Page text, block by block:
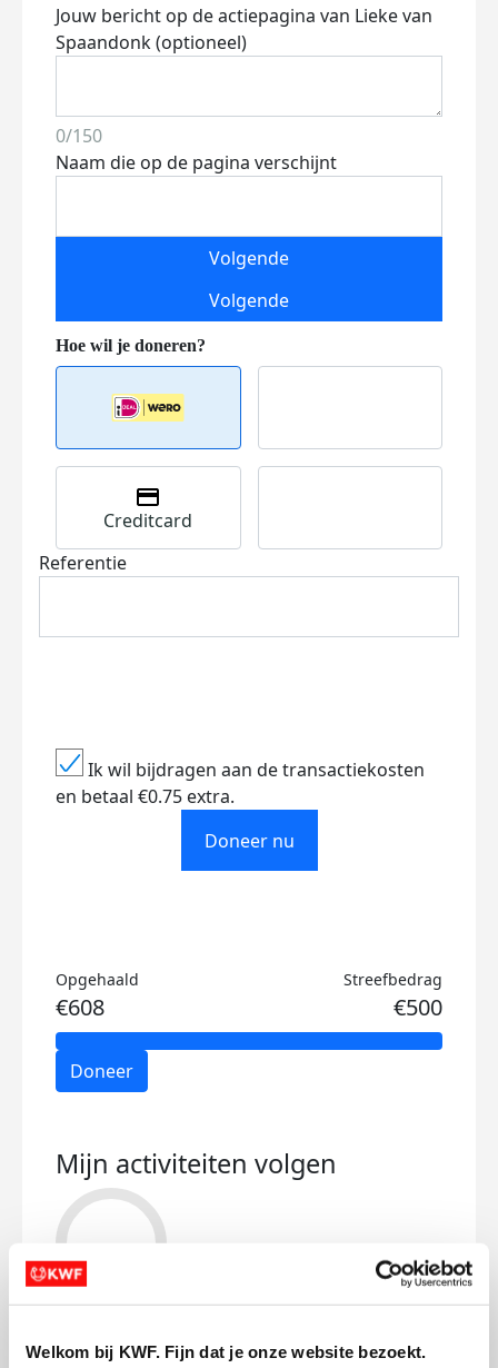
Welkom bij KWF. Fijn dat je onze website bezoekt.
Jouw bericht op de actiepagina van Lieke van
Spaandonk (optioneel)
0/150
Naam die op de pagina verschijnt
Volgende
Volgende
Creditcard
Referentie
Ik wil bijdragen aan de transactiekosten
en betaal €0.75 extra.
Doneer nu
Opgehaald
€608
Streefbedrag
€500
Doneer
Mijn activiteiten volgen
kms